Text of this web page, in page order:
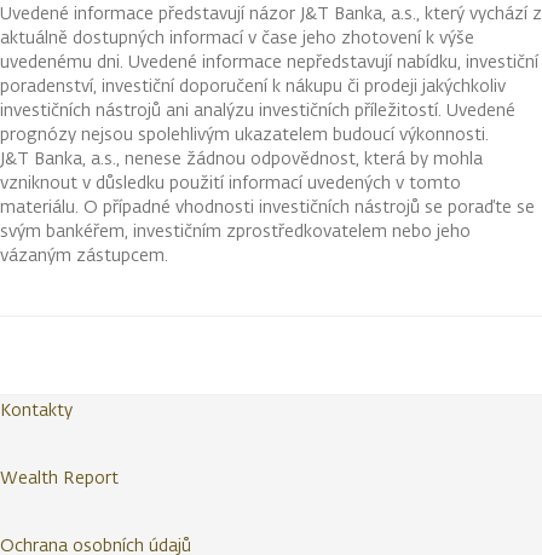
Uvedené informace představují názor J&T Banka, a.s., který vychází z
aktuálně dostupných informací v čase jeho zhotovení k výše
uvedenému dni. Uvedené informace nepředstavují nabídku, investiční
poradenství, investiční doporučení k nákupu či prodeji jakýchkoliv
investičních nástrojů ani analýzu investičních příležitostí. Uvedené
prognózy nejsou spolehlivým ukazatelem budoucí výkonnosti.
J&T Banka, a.s., nenese žádnou odpovědnost, která by mohla
vzniknout v důsledku použití informací uvedených v tomto
materiálu. O případné vhodnosti investičních nástrojů se poraďte se
svým bankéřem, investičním zprostředkovatelem nebo jeho
vázaným zástupcem.
Kontakty
Wealth Report
Ochrana osobních údajů